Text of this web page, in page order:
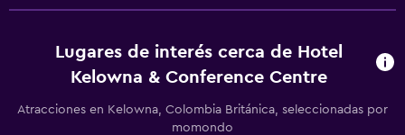
Lugares de interés cerca de Hotel
Kelowna & Conference Centre
Atracciones en Kelowna, Colombia Británica, seleccionadas por
momondo